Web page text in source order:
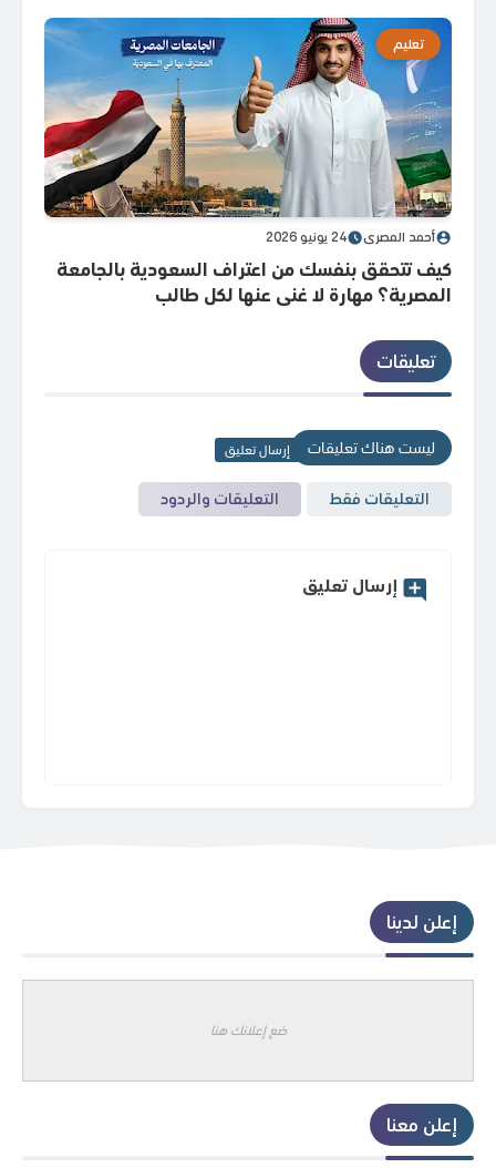
تعليم
أحمد المصري 24 يونيو 2026
كيف تتحقق بنفسك من اعتراف السعودية بالجامعة
المصرية؟ مهارة لا غنى عنها لكل طالب
تعليقات
ليست هناك تعليقات إرسال تعليق
التعليقات فقط التعليقات والردود
إرسال تعليق
إعلن لدينا
ضع إعلانك هنا
إعلن معنا